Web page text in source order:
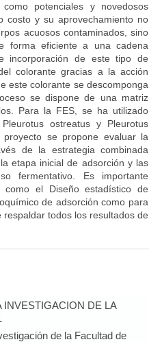
potenciales y novedosos
costo y su aprovechamiento no
acuosos contaminados, sino
forma eficiente a una cadena
incorporación de este tipo de
colorante gracias a la acción
este colorante se descomponga
se dispone de una matriz
Para la FES, se ha utilizado
ostreatus y Pleurotus
se propone evaluar la
de la estrategia combinada
etapa inicial de adsorción y las
fermentativo. Es importante
como el Diseño estadístico de
de adsorción como para
todos los resultados de
INVESTIGACION DE LA
de la Facultad de